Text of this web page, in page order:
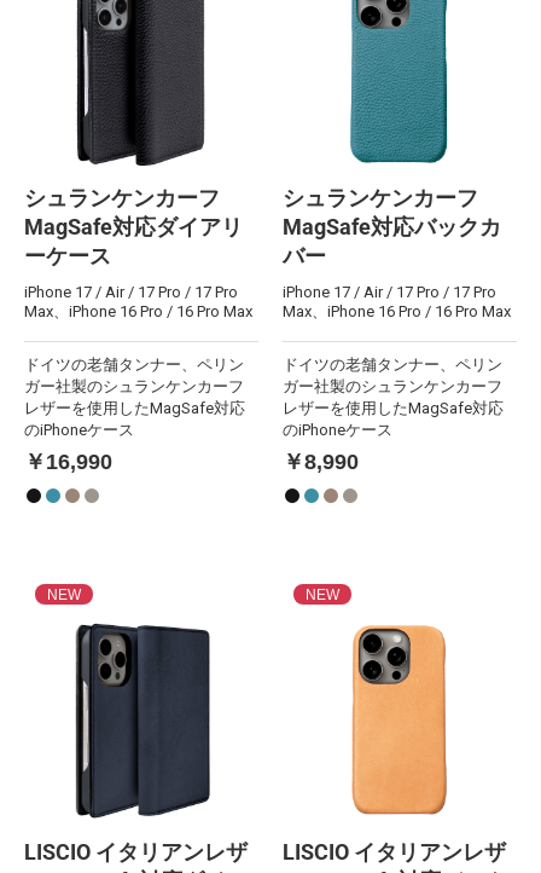
シュランケンカーフ
MagSafe対応ダイアリ
ーケース
iPhone 17 / Air / 17 Pro / 17 Pro
Max、iPhone 16 Pro / 16 Pro Max
ドイツの老舗タンナー、ペリン
ガー社製のシュランケンカーフ
レザーを使用したMagSafe対応
のiPhoneケース
￥16,990
シュランケンカーフ
MagSafe対応バックカ
バー
iPhone 17 / Air / 17 Pro / 17 Pro
Max、iPhone 16 Pro / 16 Pro Max
ドイツの老舗タンナー、ペリン
ガー社製のシュランケンカーフ
レザーを使用したMagSafe対応
のiPhoneケース
￥8,990
LISCIO イタリアンレザ
NEW
LISCIO イタリアンレザ
NEW